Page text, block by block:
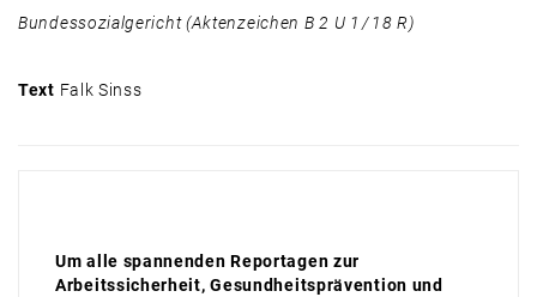
Bundessozialgericht (Aktenzeichen B 2 U 1 / 18 R)
Text Falk Sinss
Um alle spannenden Reportagen zur
Arbeitssicherheit, Gesundheitsprävention und